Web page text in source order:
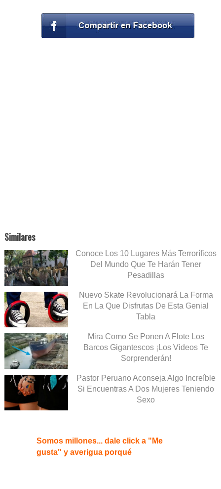
Similares
Conoce Los 10 Lugares Más Terroríficos
Del Mundo Que Te Harán Tener
Pesadillas
Nuevo Skate Revolucionará La Forma
En La Que Disfrutas De Esta Genial
Tabla
Mira Como Se Ponen A Flote Los
Barcos Gigantescos ¡Los Videos Te
Sorprenderán!
Pastor Peruano Aconseja Algo Increíble
Si Encuentras A Dos Mujeres Teniendo
Sexo
Somos millones... dale click a "Me
gusta" y averigua porqué